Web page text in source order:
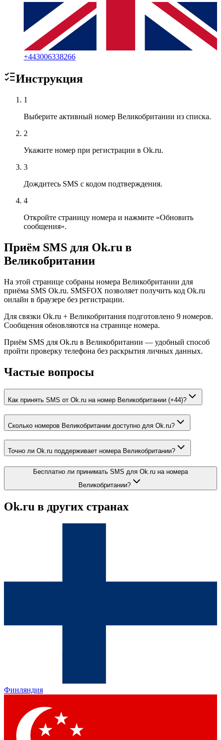
+443006338266
Инструкция
1
Выберите активный номер Великобритании из списка.
2
Укажите номер при регистрации в Ok.ru.
3
Дождитесь SMS с кодом подтверждения.
4
Откройте страницу номера и нажмите «Обновить
сообщения».
Приём SMS для Ok.ru в
Великобритании
На этой странице собраны номера Великобритании для
приёма SMS Ok.ru. SMSFOX позволяет получить код Ok.ru
онлайн в браузере без регистрации.
Для связки Ok.ru + Великобритания подготовлено 9 номеров.
Сообщения обновляются на странице номера.
Приём SMS для Ok.ru в Великобритании — удобный способ
пройти проверку телефона без раскрытия личных данных.
Частые вопросы
Как принять SMS от Ok.ru на номер Великобритании (+44)?
Сколько номеров Великобритании доступно для Ok.ru?
Точно ли Ok.ru поддерживает номера Великобритании?
Бесплатно ли принимать SMS для Ok.ru на номера
Великобритании?
Ok.ru в других странах
Финляндия